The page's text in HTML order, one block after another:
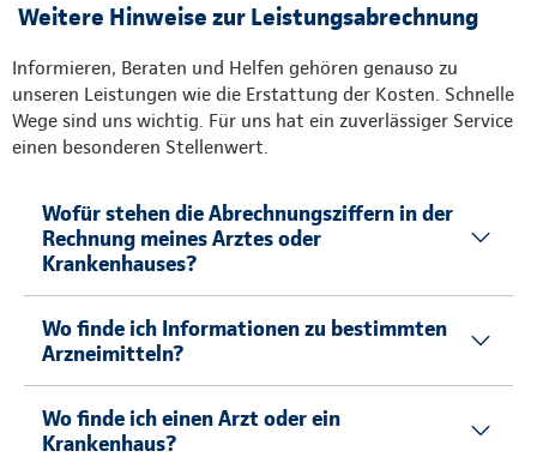
Weitere Hinweise zur Leistungsabrechnung
Informieren, Beraten und Helfen gehören genauso zu
unseren Leistungen wie die Erstattung der Kosten. Schnelle
Wege sind uns wichtig. Für uns hat ein zuverlässiger Service
einen besonderen Stellenwert.
Wofür stehen die Abrechnungsziffern in der
Rechnung meines Arztes oder
Krankenhauses?
Wo finde ich Informationen zu bestimmten
Arzneimitteln?
Wo finde ich einen Arzt oder ein
Krankenhaus?